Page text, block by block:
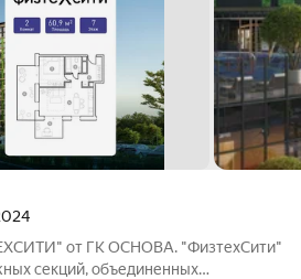
от ГК ОСНОВА. "ФизтехСити"
секций, объединенных